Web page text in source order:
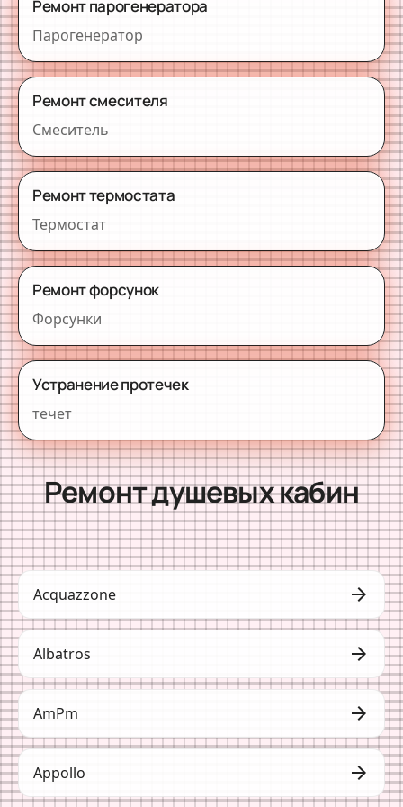
Ремонт парогенератора
Парогенератор
Ремонт смесителя
Смеситель
Ремонт термостата
Термостат
Ремонт форсунок
Форсунки
Устранение протечек
течет
Ремонт душевых кабин
Acquazzone arrow_forward
Albatros arrow_forward
AmPm arrow_forward
Appollo arrow_forward